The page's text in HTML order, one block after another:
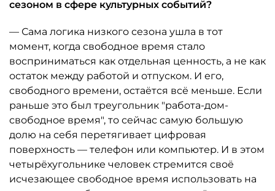
сезоном в сфере культурных событий?
— Сама логика низкого сезона ушла в тот
момент, когда свободное время стало
восприниматься как отдельная ценность, а не как
остаток между работой и отпуском. И его,
свободного времени, остаётся всё меньше. Если
раньше это был треугольник "работа-дом-
свободное время", то сейчас самую большую
долю на себя перетягивает цифровая
поверхность — телефон или компьютер. И в этом
четырёхугольнике человек стремится своё
исчезающее свободное время использовать на